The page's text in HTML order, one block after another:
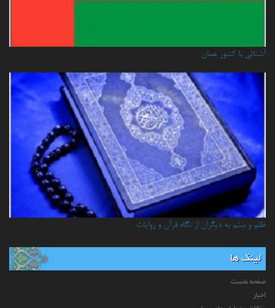
آشنائي با كشور عمان
ظلم و ستم به دیگران از نگاه قرآن و روایات
لینک ها
صفحه نخست
اخبار